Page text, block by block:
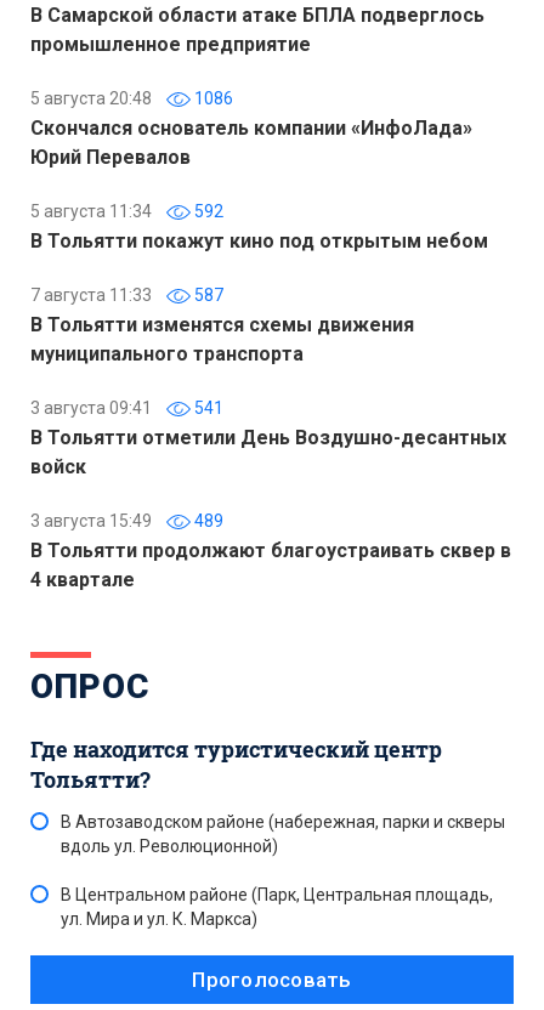
В Самарской области атаке БПЛА подверглось
промышленное предприятие
5 августа 20:48 1086
Скончался основатель компании «ИнфоЛада»
Юрий Перевалов
5 августа 11:34 592
В Тольятти покажут кино под открытым небом
7 августа 11:33 587
В Тольятти изменятся схемы движения
муниципального транспорта
3 августа 09:41 541
В Тольятти отметили День Воздушно-десантных
войск
3 августа 15:49 489
В Тольятти продолжают благоустраивать сквер в
4 квартале
ОПРОС
Где находится туристический центр
Тольятти?
В Автозаводском районе (набережная, парки и скверы
вдоль ул. Революционной)
В Центральном районе (Парк, Центральная площадь,
ул. Мира и ул. К. Маркса)